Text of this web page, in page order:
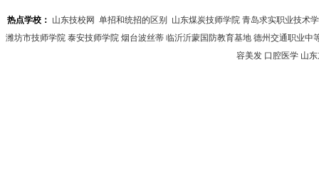
热点学校： 山东技校网 单招和统招的区别 山东煤炭技师学院 青岛求实职业技术
潍坊市技师学院 泰安技师学院 烟台波丝蒂 临沂沂蒙国防教育基地 德州交通职业中
容美发 口腔医学 山